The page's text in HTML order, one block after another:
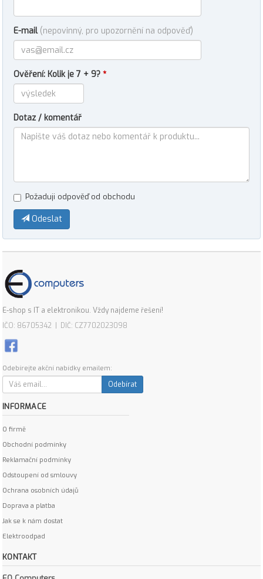
E-mail (nepovinný, pro upozornění na odpověď)
Ověření: Kolik je 7 + 9? *
Dotaz / komentář
Požaduji odpověď od obchodu
Odeslat
E-shop s IT a elektronikou. Vždy najdeme řešení!
IČO: 86705342 | DIČ: CZ7702023098
Odebírejte akční nabídky emailem:
Odebírat
INFORMACE
O firmě
Obchodní podmínky
Reklamační podmínky
Odstoupení od smlouvy
Ochrana osobních údajů
Doprava a platba
Jak se k nám dostat
Elektroodpad
KONTAKT